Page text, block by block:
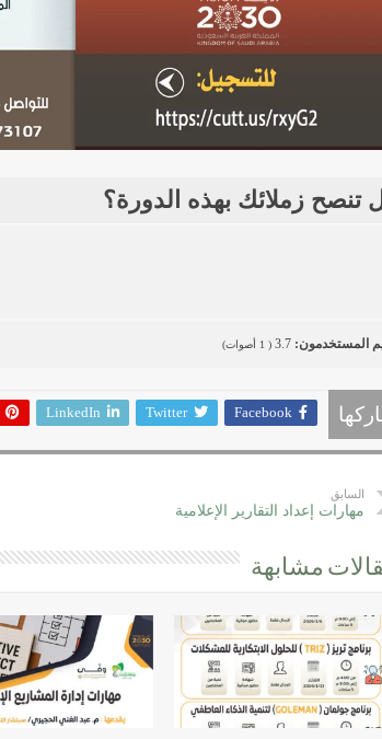
تنصح زملائك بهذه الدورة؟
المستخدمون: 3.7
(
1 أصوات)
Facebook
Twitter
LinkedIn
السابق
مهارات إعداد التقارير الإعلامية
مشابهة